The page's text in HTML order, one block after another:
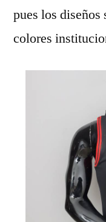
pues los diseños
colores